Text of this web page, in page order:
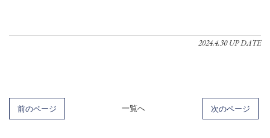
2024.4.30 UP DATE
前のページ 一覧へ 次のページ